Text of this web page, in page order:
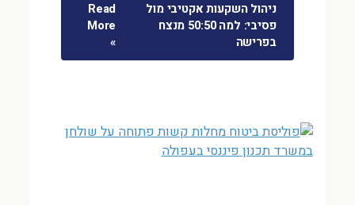
ניהול השקעות אקטיבי מול
פסיבי: למה 50:50 מנצח
בפרישה
Read
More
»